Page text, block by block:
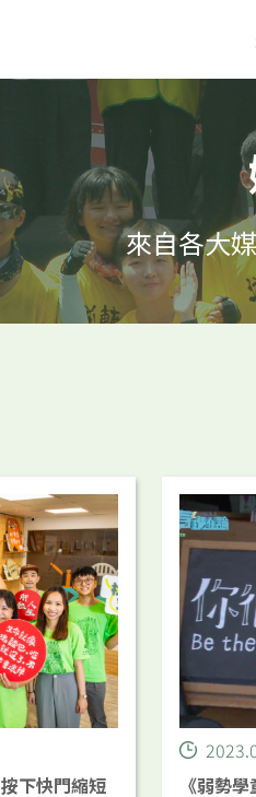
來自各大
下快門縮短
《弱勢